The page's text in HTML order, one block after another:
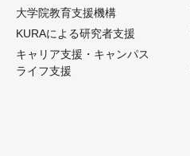
大学院教育支援機構
KURAによる研究者支援
キャリア支援・キャンパス
ライフ支援